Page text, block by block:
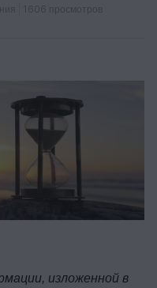
1606 просмотров
изложенной в